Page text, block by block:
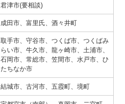
君津市(要相談)
成田市、富里氏、酒々井町
取手市、守谷市、つくば市、つくばみ
らい市、牛久市、龍ヶ崎市、土浦市、
石岡市、常総市、笠間市、水戸市、ひ
たちなか市
結城市、古河市、五霞町、境町